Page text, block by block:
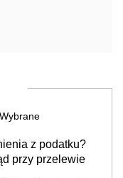
Wybrane
z podatku?
przy przelewie